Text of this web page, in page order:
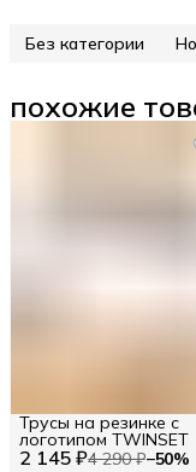
Без категории
похожие
2 145 ₽4 290 ₽−50%
Трусы на резинке с
логотипом TWINSET